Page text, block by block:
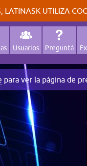
LATINASK UTILIZA
Usuarios Preguntá
para ver la página de